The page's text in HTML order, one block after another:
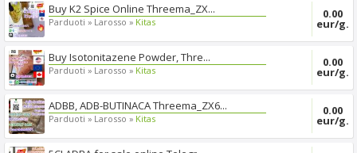
Buy K2 Spice Online Threema_ZX...
Parduoti » Larosso » Kitas
0.00
eur/g.
Buy Isotonitazene Powder, Thre...
Parduoti » Larosso » Kitas
0.00
eur/g.
ADBB, ADB-BUTINACA Threema_ZX6...
Parduoti » Larosso » Kitas
0.00
eur/g.